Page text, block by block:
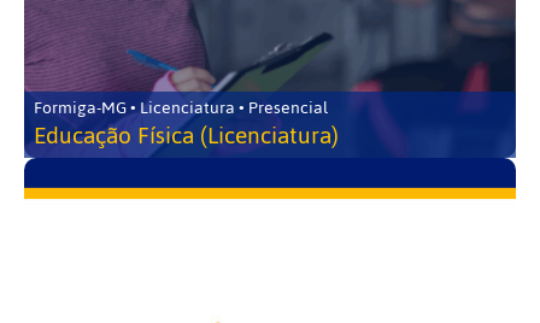
Formiga-MG • Licenciatura • Presencial
Educação Física (Licenciatura)